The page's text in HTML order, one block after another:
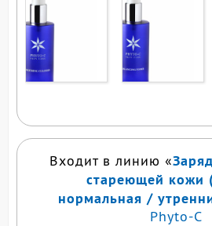
Входит в линию «
стареющей кожи
нормальная /
Phyto-C